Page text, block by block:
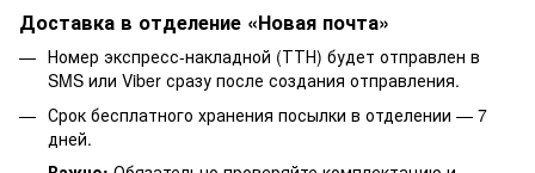
Доставка в отделение «Новая почта»
Номер экспресс-накладной (ТТН) будет отправлен в
SMS или Viber сразу после создания отправления.
Срок бесплатного хранения посылки в отделении — 7
дней.